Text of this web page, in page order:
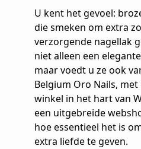
U kent het gevoel:
die smeken om extra
verzorgende nagellak
niet alleen een
maar voedt u ze ook
Belgium Oro Nails, met
winkel in het hart van
een uitgebreide
hoe essentieel het is
extra liefde te geven.